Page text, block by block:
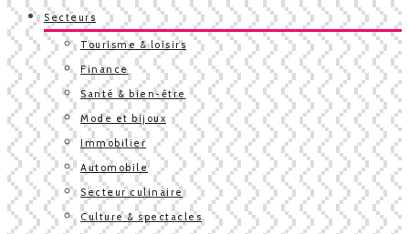
Secteurs
Tourisme & loisirs
Finance
Santé & bien-être
Mode et bijoux
Immobilier
Automobile
Secteur culinaire
Culture & spectacles